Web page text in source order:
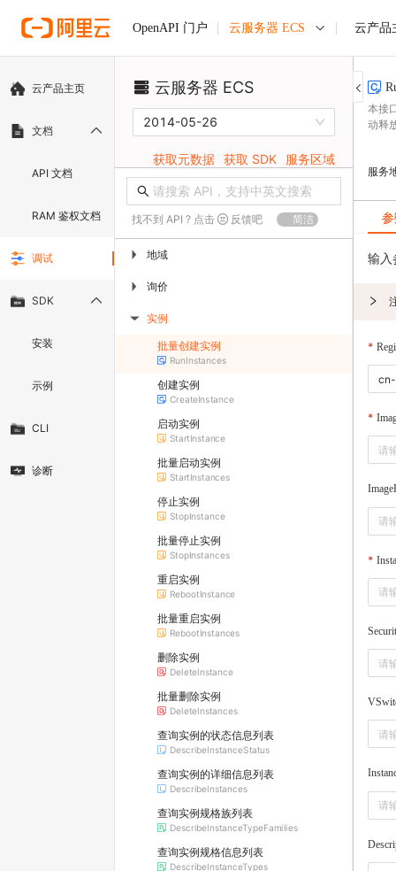
OpenAPI 门户 云服务器 ECS 云产品
云产品主页
文档
API 文档
RAM 鉴权文档
调试
SDK
安装
示例
CLI
诊断
云服务器 ECS
2014-05-26
获取元数据 获取 SDK 服务区域
找不到 API ? 点击 反馈吧 简洁
▶ 地域
▶ 询价
▶ 实例
批量创建实例
RunInstances
创建实例
CreateInstance
启动实例
StartInstance
批量启动实例
StartInstances
停止实例
StopInstance
批量停止实例
StopInstances
重启实例
RebootInstance
批量重启实例
RebootInstances
删除实例
DeleteInstance
批量删除实例
DeleteInstances
查询实例的状态信息列表
DescribeInstanceStatus
查询实例的详细信息列表
DescribeInstances
查询实例规格族列表
DescribeInstanceTypeFamilies
查询实例规格信息列表
DescribeInstanceTypes
本接
动释
服务
输入